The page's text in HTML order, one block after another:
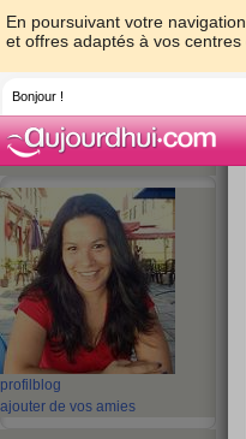
En poursuivant votre
et offres adaptés à vos centres
Bonjour !
profil blog
ajouter de vos amies